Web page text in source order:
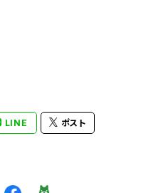
LINE ポスト